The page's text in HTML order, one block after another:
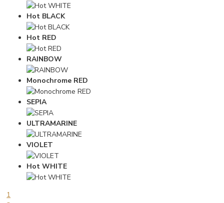
Hot BLACK
Hot RED
RAINBOW
Monochrome RED
SEPIA
ULTRAMARINE
VIOLET
Hot WHITE
1